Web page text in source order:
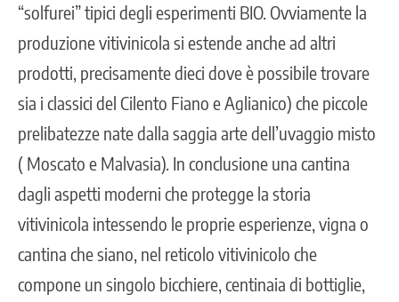
“solfurei” tipici degli esperimenti BIO. Ovviamente la
produzione vitivinicola si estende anche ad altri
prodotti, precisamente dieci dove è possibile trovare
sia i classici del Cilento Fiano e Aglianico) che piccole
prelibatezze nate dalla saggia arte dell’uvaggio misto
( Moscato e Malvasia). In conclusione una cantina
dagli aspetti moderni che protegge la storia
vitivinicola intessendo le proprie esperienze, vigna o
cantina che siano, nel reticolo vitivinicolo che
compone un singolo bicchiere, centinaia di bottiglie,